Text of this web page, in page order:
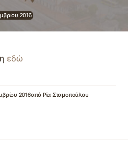
2016
εδώ
2016από Ρία Σταμοπούλου